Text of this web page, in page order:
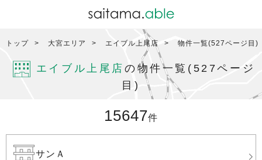
トップ 大宮エリア エイブル上尾店 物件一覧(527ページ目)
エイブル上尾店 の物件一覧(527ページ
目)
15647件
サンＡ